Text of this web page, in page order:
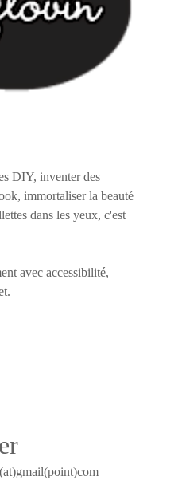
DIY, inventer des
immortaliser la beauté
dans les yeux, c'est
avec accessibilité,